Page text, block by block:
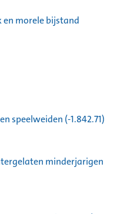
morele bijstand
speelweiden (-1.842.71)
minderjarigen